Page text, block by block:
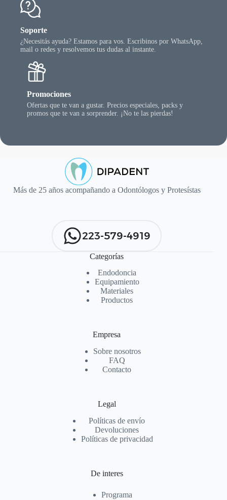
Soporte
¿Necesitás ayuda? Estamos para vos. Escribinos por WhatsApp,
mail o redes y resolvemos tus dudas al instante.
Promociones
Ofertas que te van a gustar. Precios especiales, packs y
promos que te van a sorprender. ¡No te las pierdas!
Más de 25 años acompañando a Odontólogos y Protesístas
223-579-4919
Categorías
Endodoncia
Equipamiento
Materiales
Productos
Empresa
Sobre nosotros
FAQ
Contacto
Legal
Políticas de envío
Devoluciones
Políticas de privacidad
De interes
Programa